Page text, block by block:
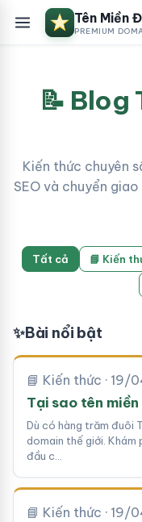
Tên Miền
PREMIUM
📝 Blog
Kiến thức chuyên
SEO và chuyển
Tất cả 📘 Kiến
✨Bài nổi bật
📘 Kiến thức · 19/
Tại sao tên
Dù có hàng trăm đuôi
domain thế giới. Khám
đầu c…
📘 Kiến thức · 19/